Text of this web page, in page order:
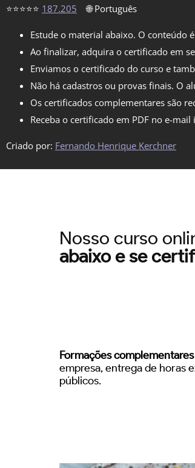
⭐⭐⭐⭐⭐ 187.205 🌐 Português
Estude o material abaixo. O conteúdo
Ao finalizar, adquira o certificado em
Enviamos o certificado do curso e
Não há cadastros ou provas finais. O
Os certificados complementares são
Receba o certificado em PDF no e-
Criado por: Fernando Henrique Kerchner
Nosso curso
abaixo e se
Formações complementares
empresa, entrega de horas
públicos.